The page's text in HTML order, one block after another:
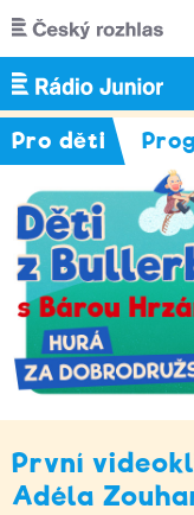
Přejít k hlavnímu
Pro děti
První
Adéla